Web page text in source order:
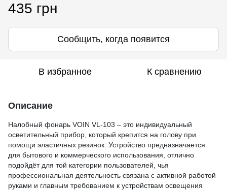
435 грн
Сообщить, когда появится
В избранное К сравнению
Описание
Налобный фонарь VOIN VL-103 – это индивидуальный
осветительный прибор, который крепится на голову при
помощи эластичных резинок. Устройство предназначается
для бытового и коммерческого использования, отлично
подойдёт для той категории пользователей, чья
профессиональная деятельность связана с активной работой
руками и главным требованием к устройствам освещения